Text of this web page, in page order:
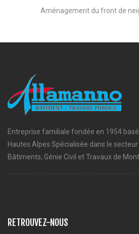
Aménagement du front de
Entreprise familiale fondée en 1954
Hautes Alpes Spécialisée dans le
Bâtiments, Génie Civil et Travaux de
RETROUVEZ-NOUS